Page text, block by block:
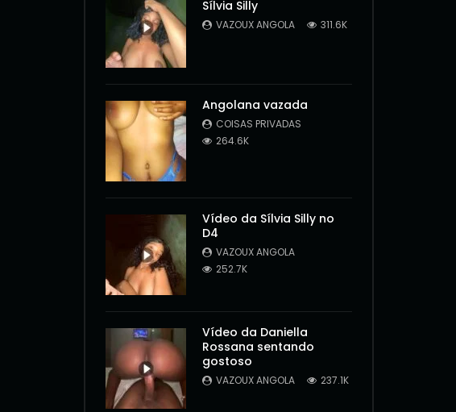
Sílvia Silly
VAZOUX ANGOLA 311.6K
Angolana vazada
COISAS PRIVADAS
264.6K
Vídeo da Sílvia Silly no
D4
VAZOUX ANGOLA
252.7K
Vídeo da Daniella
Rossana sentando
gostoso
VAZOUX ANGOLA 237.1K